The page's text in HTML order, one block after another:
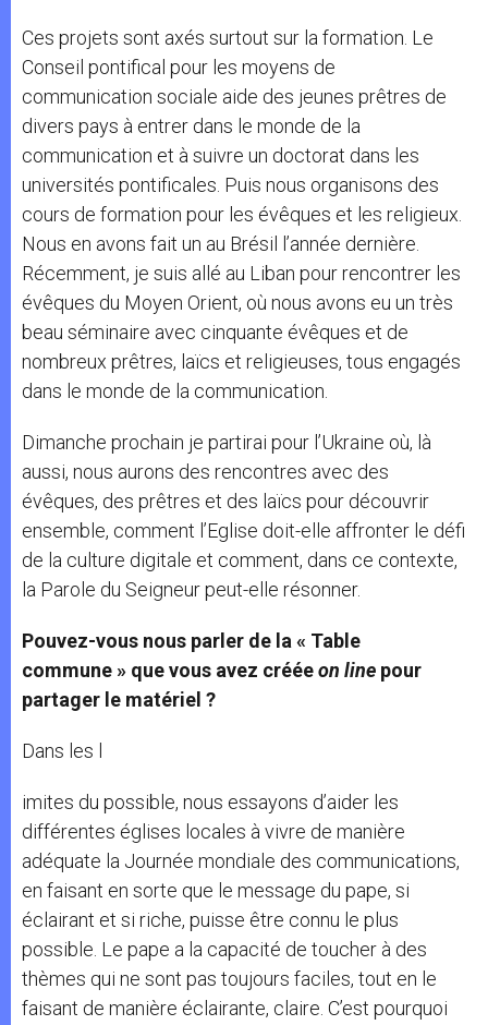
Ces projets sont axés surtout sur la formation. Le
Conseil pontifical pour les moyens de
communication sociale aide des jeunes prêtres de
divers pays à entrer dans le monde de la
communication et à suivre un doctorat dans les
universités pontificales. Puis nous organisons des
cours de formation pour les évêques et les religieux.
Nous en avons fait un au Brésil l’année dernière.
Récemment, je suis allé au Liban pour rencontrer les
évêques du Moyen Orient, où nous avons eu un très
beau séminaire avec cinquante évêques et de
nombreux prêtres, laïcs et religieuses, tous engagés
dans le monde de la communication.
Dimanche prochain je partirai pour l’Ukraine où, là
aussi, nous aurons des rencontres avec des
évêques, des prêtres et des laïcs pour découvrir
ensemble, comment l’Eglise doit-elle affronter le défi
de la culture digitale et comment, dans ce contexte,
la Parole du Seigneur peut-elle résonner.
Pouvez-vous nous parler de la « Table
commune » que vous avez crééeon line pour
partager le matériel ?
Dans les l
imites du possible, nous essayons d’aider les
différentes églises locales à vivre de manière
adéquate la Journée mondiale des communications,
en faisant en sorte que le message du pape, si
éclairant et si riche, puisse être connu le plus
possible. Le pape a la capacité de toucher à des
thèmes qui ne sont pas toujours faciles, tout en le
faisant de manière éclairante, claire. C’est pourquoi